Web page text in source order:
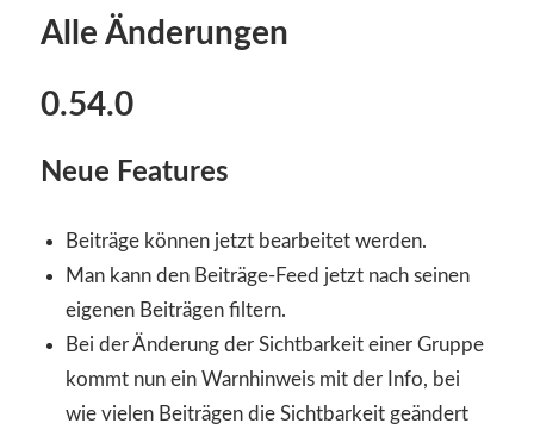
Alle Änderungen
0.54.0
Neue Features
Beiträge können jetzt bearbeitet werden.
Man kann den Beiträge-Feed jetzt nach seinen
eigenen Beiträgen filtern.
Bei der Änderung der Sichtbarkeit einer Gruppe
kommt nun ein Warnhinweis mit der Info, bei
wie vielen Beiträgen die Sichtbarkeit geändert